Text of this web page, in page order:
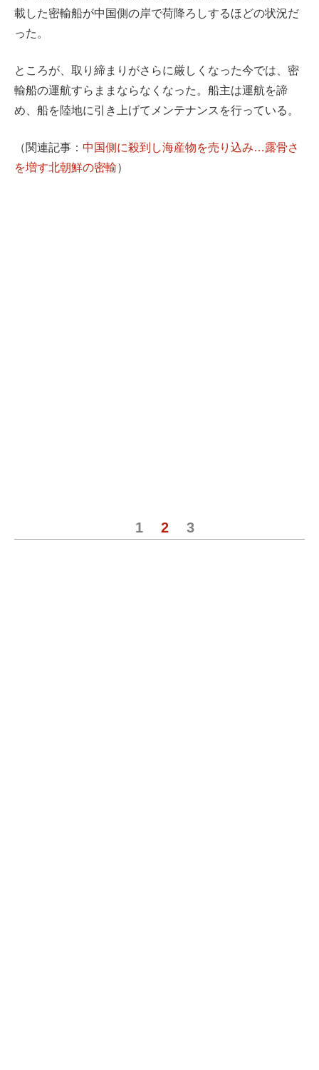
載した密輸船が中国側の岸で荷降ろしするほどの状況だ
った。
ところが、取り締まりがさらに厳しくなった今では、密
輸船の運航すらままならなくなった。船主は運航を諦
め、船を陸地に引き上げてメンテナンスを行っている。
（関連記事： 中国側に殺到し海産物を売り込み…露骨さ
を増す北朝鮮の密輸）
1 2 3